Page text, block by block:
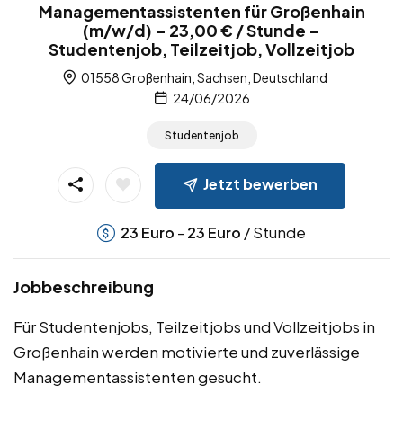
Managementassistenten für Großenhain
(m/w/d) – 23,00 € / Stunde –
Studentenjob, Teilzeitjob, Vollzeitjob
01558 Großenhain, Sachsen, Deutschland
24/06/2026
Studentenjob
Jetzt bewerben
23 Euro - 23 Euro / Stunde
Jobbeschreibung
Für Studentenjobs, Teilzeitjobs und Vollzeitjobs in
Großenhain werden motivierte und zuverlässige
Managementassistenten gesucht.